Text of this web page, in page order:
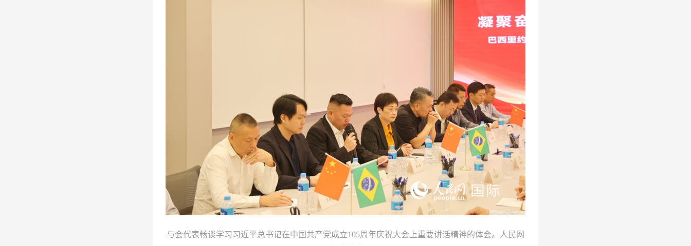
与会代表畅谈学习习近平总书记在中国共产党成立105周年庆祝大会上重要讲话精神的体会。人民网